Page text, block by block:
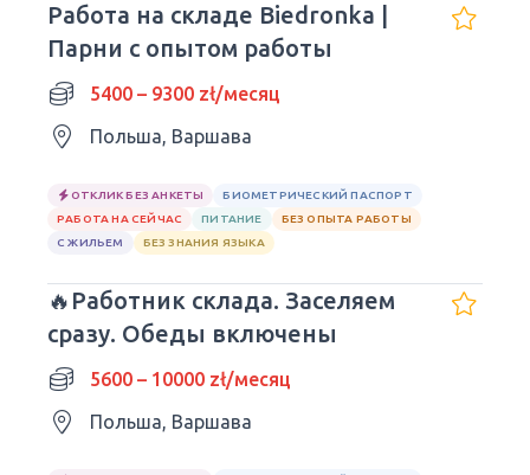
Работа на складе Biedronka |
Парни с опытом работы
5400 – 9300 zł/месяц
Польша, Варшава
ОТКЛИК БЕЗ АНКЕТЫ
БИОМЕТРИЧЕСКИЙ ПАСПОРТ
РАБОТА НА СЕЙЧАС
ПИТАНИЕ
БЕЗ ОПЫТА РАБОТЫ
С ЖИЛЬЕМ
БЕЗ ЗНАНИЯ ЯЗЫКА
🔥Работник склада. Заселяем
сразу. Обеды включены
5600 – 10000 zł/месяц
Польша, Варшава